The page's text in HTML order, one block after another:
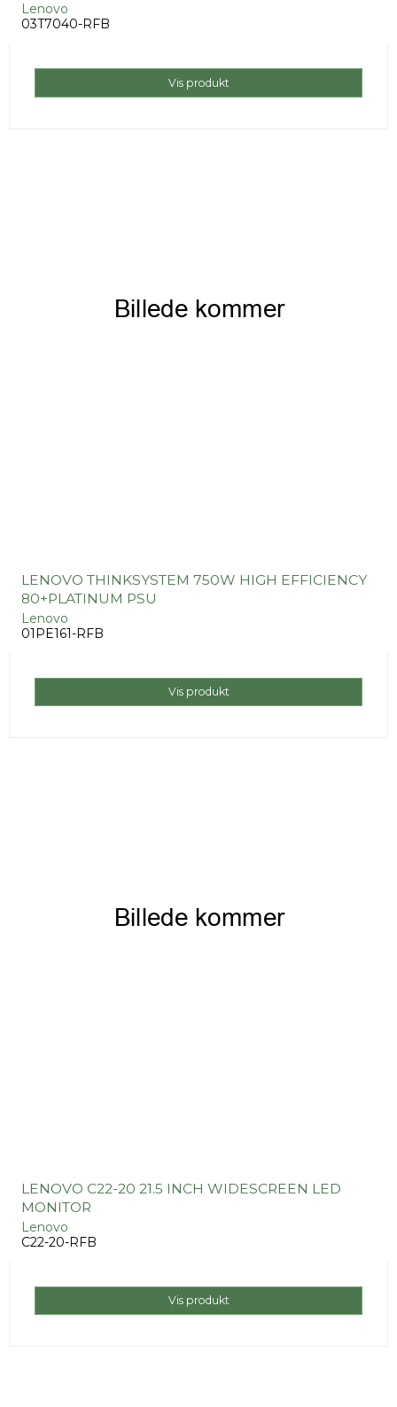
Lenovo
03T7040-RFB
Vis produkt
LENOVO THINKSYSTEM 750W HIGH EFFICIENCY
80+PLATINUM PSU
Lenovo
01PE161-RFB
Vis produkt
LENOVO C22-20 21.5 INCH WIDESCREEN LED
MONITOR
Lenovo
C22-20-RFB
Vis produkt